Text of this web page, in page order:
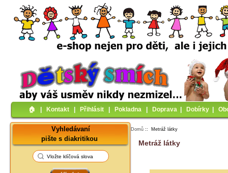
🏠︎ Kontakt Přihlásit Pokladna Doprava Dobírky
Vyhledávaní
pište s diakritikou
Domů :: Metráž látky
Metráž látky